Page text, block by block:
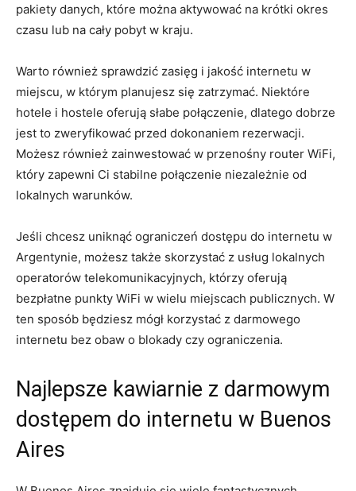
pakiety danych, które można aktywować na krótki okres
czasu lub na cały pobyt w kraju.
Warto również sprawdzić zasięg i jakość internetu w
miejscu, w którym planujesz się zatrzymać. Niektóre
hotele i hostele oferują słabe połączenie, dlatego dobrze
jest to zweryfikować przed dokonaniem rezerwacji.
Możesz również zainwestować w przenośny router WiFi,
który zapewni Ci stabilne połączenie niezależnie od
lokalnych warunków.
Jeśli chcesz uniknąć ograniczeń dostępu do internetu w
Argentynie, możesz także skorzystać z usług lokalnych
operatorów telekomunikacyjnych, którzy oferują
bezpłatne punkty WiFi w wielu miejscach publicznych. W
ten sposób będziesz mógł korzystać z darmowego
internetu bez obaw o blokady czy ograniczenia.
Najlepsze kawiarnie z darmowym
dostępem do internetu w Buenos
Aires